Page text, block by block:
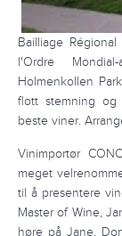
Bailliage
l'Ordre
Holmenkollen
flott stemning og
beste viner.
Vinimportør
meget
til å presentere
Master of Wine,
høre på Jane.